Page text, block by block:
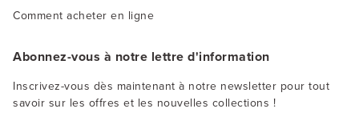
Comment acheter en ligne
Abonnez-vous à notre lettre d'information
Inscrivez-vous dès maintenant à notre newsletter pour tout
savoir sur les offres et les nouvelles collections !